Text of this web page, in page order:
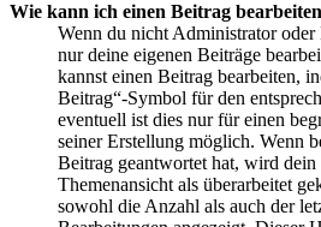
Wie kann ich einen Beitrag
Wenn du nicht Administrator
nur deine eigenen Beiträge
kannst einen Beitrag bearbeiten,
Beitrag“-Symbol für den
eventuell ist dies nur für einen
seiner Erstellung möglich. Wenn
Beitrag geantwortet hat, wird
Themenansicht als überarbeitet
sowohl die Anzahl als auch der